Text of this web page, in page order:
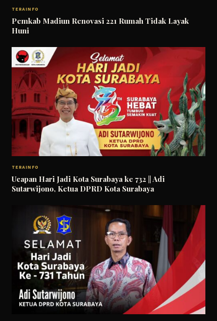
TERAINFO
Pemkab Madiun Renovasi 221 Rumah Tidak Layak
Huni
TERAINFO
Ucapan Hari Jadi Kota Surabaya ke 732 || Adi
Sutarwijono, Ketua DPRD Kota Surabaya